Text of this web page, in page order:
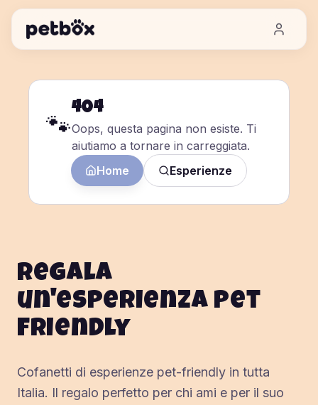
🐾
404
Oops, questa pagina non esiste. Ti
aiutiamo a tornare in carreggiata.
Home
Esperienze
Regala
un'esperienza pet
friendly
Cofanetti di esperienze pet-friendly in tutta
Italia. Il regalo perfetto per chi ami e per il suo